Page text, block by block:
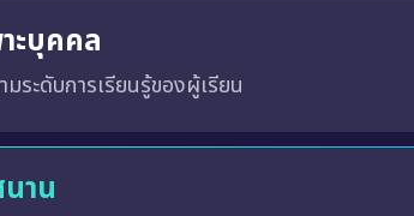
ะบุคคล
ระดับการเรียนรู้ของผู้เรียน
าน